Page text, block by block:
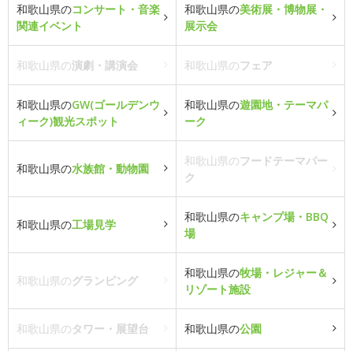
和歌山県のコンサート・音楽
関連イベント
和歌山県の美術展・博物展・
展示会
和歌山県の演劇・講演会 和歌山県のフェア
和歌山県のGW(ゴールデンウ
ィーク)観光スポット
和歌山県の遊園地・テーマパ
ーク
和歌山県の水族館・動物園
和歌山県のフードテーマパー
ク
和歌山県の工場見学
和歌山県のキャンプ場・BBQ
場
和歌山県のグランピング
和歌山県の牧場・レジャー＆
リゾート施設
和歌山県のタワー・展望台 和歌山県の公園